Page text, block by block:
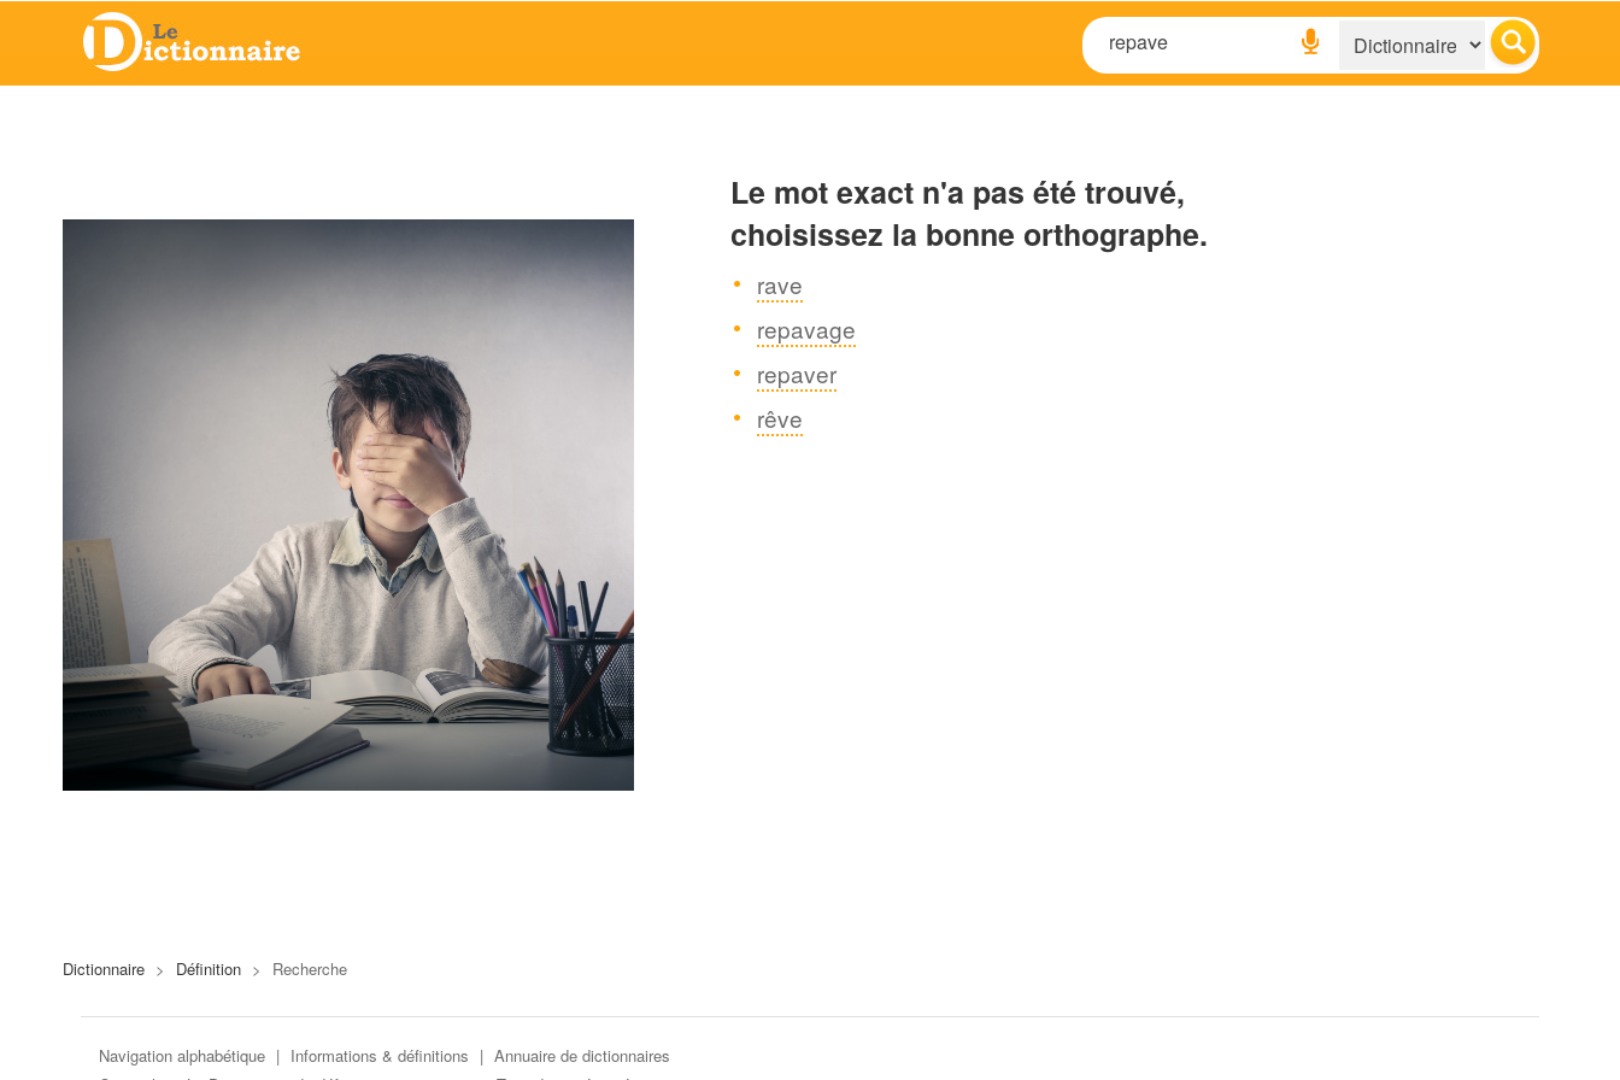
Le mot exact n'a pas été trouvé,
choisissez la bonne orthographe.
rave
repavage
repaver
rêve
Dictionnaire > Définition > Recherche
Navigation alphabétique | Informations & définitions | Annuaire de dictionnaires